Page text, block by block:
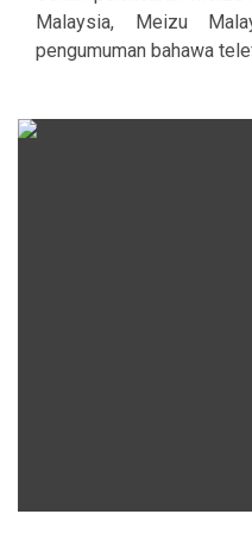
Malaysia, Meizu
pengumuman bahawa